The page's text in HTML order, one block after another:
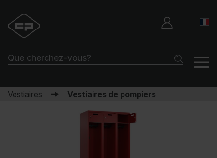
Vestiaires Vestiaires de pompiers